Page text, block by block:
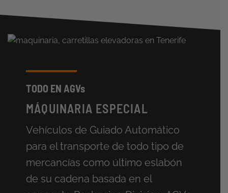
TODO EN AGVs
MÁQUINARIA ESPECIAL
Vehículos de Guiado Automático
para el transporte de todo tipo de
mercancías como último eslabón
de su cadena basada en el